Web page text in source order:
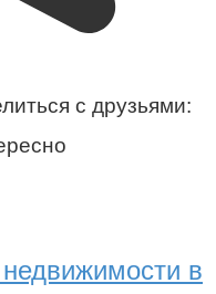
с друзьями:
в